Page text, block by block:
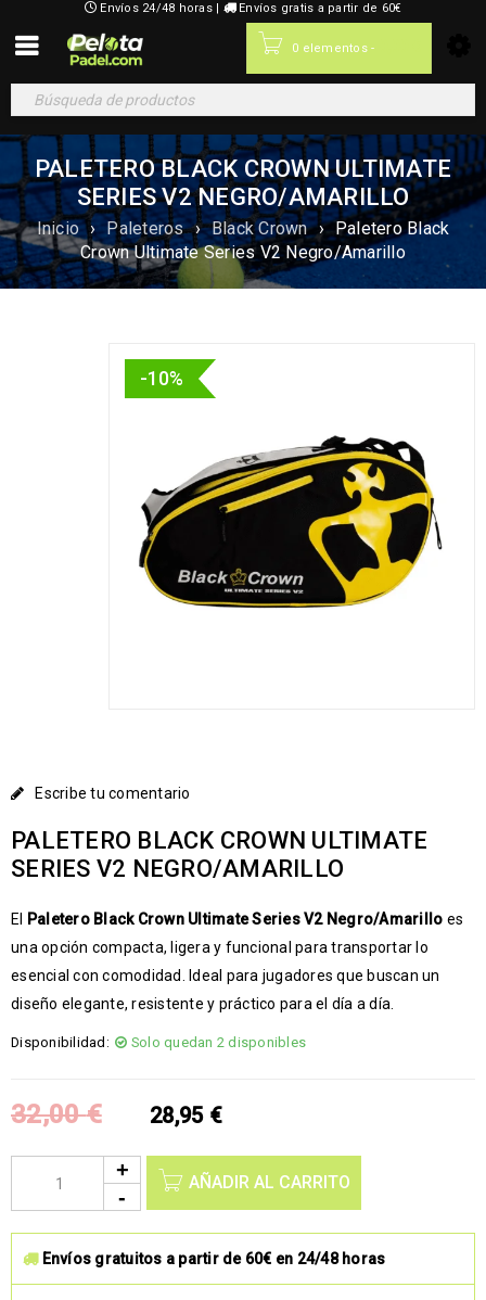
Envíos 24/48 horas | Envíos gratis a partir de 60€
0 elementos -
PALETERO BLACK CROWN ULTIMATE
SERIES V2 NEGRO/AMARILLO
Inicio › Paleteros › Black Crown › Paletero Black
Crown Ultimate Series V2 Negro/Amarillo
-10%
Escribe tu comentario
PALETERO BLACK CROWN ULTIMATE
SERIES V2 NEGRO/AMARILLO
El Paletero Black Crown Ultimate Series V2 Negro/Amarillo es
una opción compacta, ligera y funcional para transportar lo
esencial con comodidad. Ideal para jugadores que buscan un
diseño elegante, resistente y práctico para el día a día.
Disponibilidad: Solo quedan 2 disponibles
32,00€ 28,95 €
AÑADIR AL CARRITO
Envíos gratuitos a partir de 60€ en 24/48 horas